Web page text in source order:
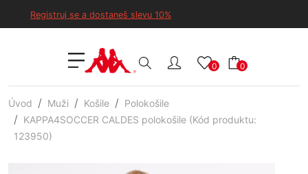
Registruj se a dostaneš slevu 10%
0 0
Úvod Muži Košile
Polokošile
KAPPA4SOCCER CALDES polokošile (Kód produktu:
123950)